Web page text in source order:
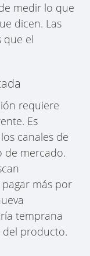
medir lo que
dicen. Las
que el
requiere
Es
canales de
de mercado.
más por
temprana
del producto.